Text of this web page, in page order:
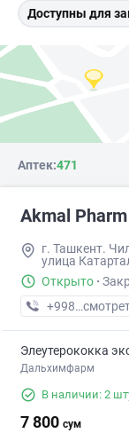
Доступны для
Аптек:471
Akmal Pharm
г. Ташкент.
улица
Открыто ·
+998 (99) XXX-
Элеутерококка
Дальхимфарм
В наличии: 2
7 800 сум